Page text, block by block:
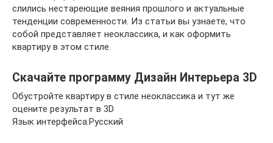
слились нестареющие веяния прошлого и актуальные
тенденции современности. Из статьи вы узнаете, что
собой представляет неоклассика, и как оформить
квартиру в этом стиле.
Скачайте программу Дизайн Интерьера 3D
Обустройте квартиру в стиле неоклассика и тут же
оцените результат в 3D
Язык интерфейса:Русский